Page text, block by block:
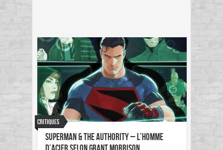
Critiques
Superman & The Authority – L’Homme